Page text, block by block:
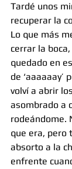
Tardé unos
recuperar la
Lo que más
cerrar la
quedado en
de ‘aaaaaay’
volví a abrir
asombrado a
rodeándome.
que era, pero
absorto a la
enfrente